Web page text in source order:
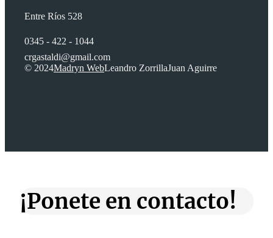
Entre Ríos 528
0345 - 422 - 1044
crgastaldi@gmail.com
© 2024Madryn WebLeandro ZorrillaJuan Aguirre
¡Ponete en contacto!